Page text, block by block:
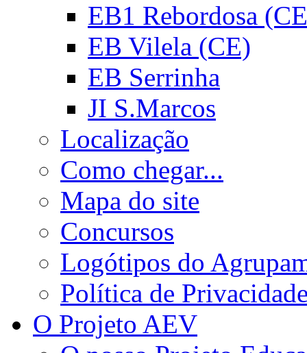
EB1 Rebordosa
EB Vilela (CE)
EB Serrinha
JI S.Marcos
Localização
Como chegar...
Mapa do site
Concursos
Logótipos do
Política de
O Projeto AEV